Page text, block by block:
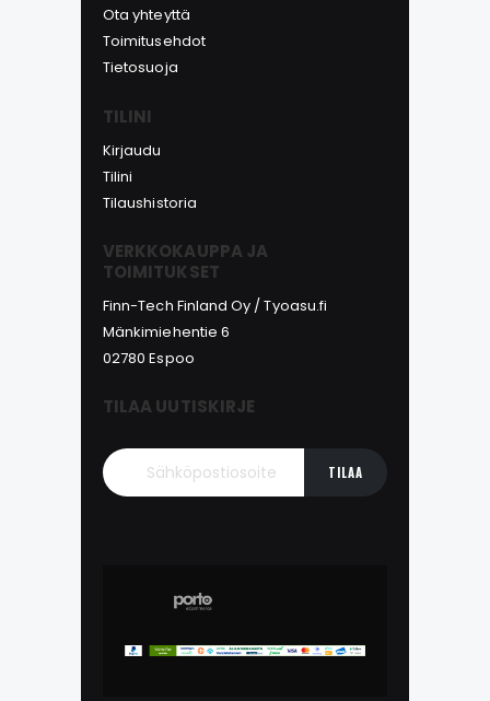
Ota yhteyttä
Toimitusehdot
Tietosuoja
TILINI
Kirjaudu
Tilini
Tilaushistoria
VERKKOKAUPPA JA
TOIMITUKSET
Finn-Tech Finland Oy / Tyoasu.fi
Mänkimiehentie 6
02780 Espoo
TILAA UUTISKIRJE
TILAA